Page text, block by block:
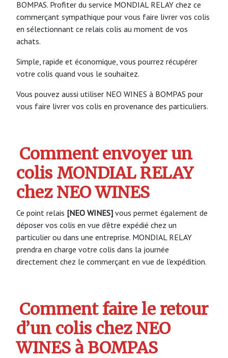
BOMPAS. Profiter du service MONDIAL RELAY chez ce
commerçant sympathique pour vous faire livrer vos colis
en sélectionnant ce relais colis au moment de vos
achats.
Simple, rapide et économique, vous pourrez récupérer
votre colis quand vous le souhaitez.
Vous pouvez aussi utiliser NEO WINES à BOMPAS pour
vous faire livrer vos colis en provenance des particuliers.
Comment envoyer un
colis MONDIAL RELAY
chez NEO WINES
Ce point relais [NEO WINES] vous permet également de
déposer vos colis en vue d’être expédié chez un
particulier ou dans une entreprise. MONDIAL RELAY
prendra en charge votre colis dans la journée
directement chez le commerçant en vue de l’expédition.
Comment faire le retour
d’un colis chez NEO
WINES à BOMPAS